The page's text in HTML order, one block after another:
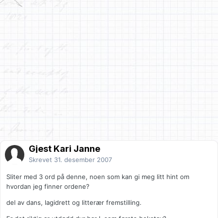
Gjest Kari Janne
Skrevet 31. desember 2007
Sliter med 3 ord på denne, noen som kan gi meg litt hint om
hvordan jeg finner ordene?
del av dans, lagidrett og litterær fremstilling.